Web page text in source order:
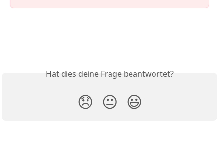
Hat dies deine Frage beantwortet?
😞 😐 😃